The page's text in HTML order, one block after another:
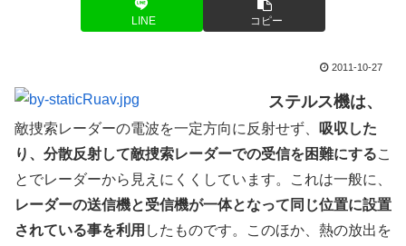
LINE コピー
2011-10-27
ステルス機は、
敵捜索レーダーの電波を一定方向に反射せず、
吸収した
り、分散反射して敵捜索レーダーでの受信を困難にするこ
とでレーダーから見えにくくしています。これは一般に、
レーダーの送信機と受信機が一体となって同じ位置に設置
されている事を利用 したものです。このほか、熱の放出を